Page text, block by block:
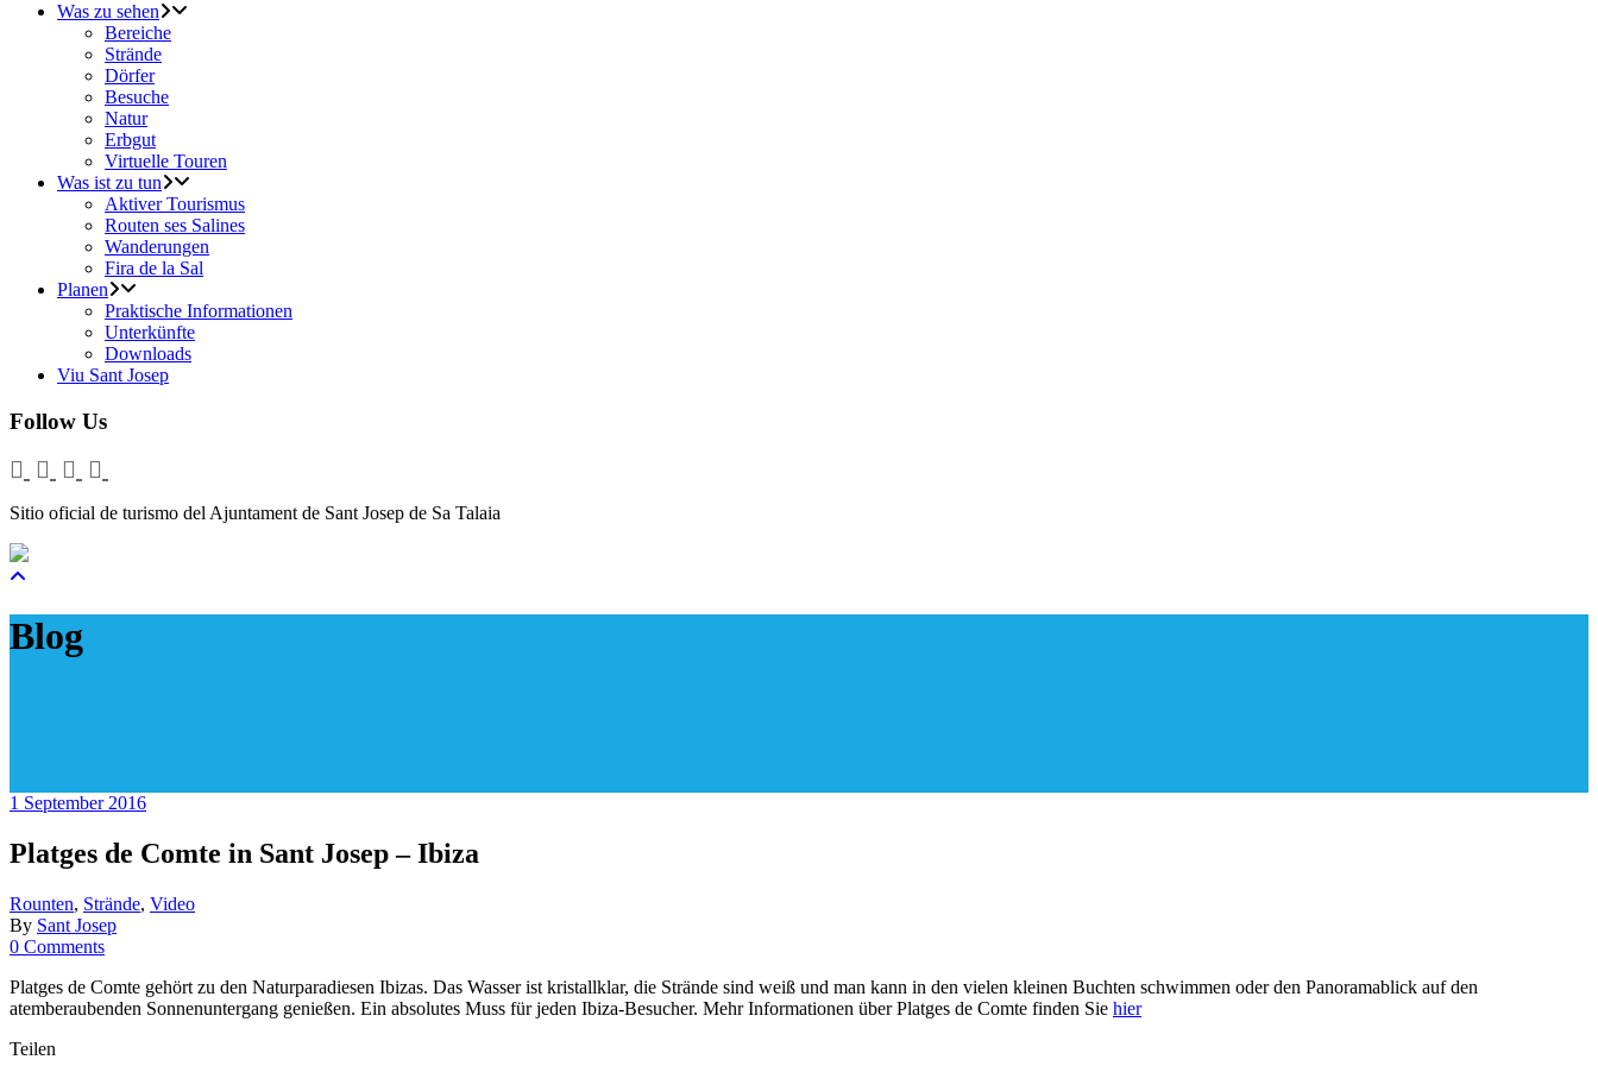
Was zu sehen
Bereiche
Strände
Dörfer
Besuche
Natur
Erbgut
Virtuelle Touren
Was ist zu tun
Aktiver Tourismus
Routen ses Salines
Wanderungen
Fira de la Sal
Planen
Praktische Informationen
Unterkünfte
Downloads
Viu Sant Josep
Follow Us
Sitio oficial de turismo del Ajuntament de Sant Josep de Sa Talaia
Blog
1 September 2016
Platges de Comte in Sant Josep – Ibiza
Rounten, Strände, Video
By Sant Josep
0 Comments
Platges de Comte gehört zu den Naturparadiesen Ibizas. Das Wasser ist kristallklar, die Strände sind weiß und man kann in den vielen kleinen Buchten schwimmen oder den Panoramablick auf den
atemberaubenden Sonnenuntergang genießen. Ein absolutes Muss für jeden Ibiza-Besucher. Mehr Informationen über Platges de Comte finden Sie hier
Teilen